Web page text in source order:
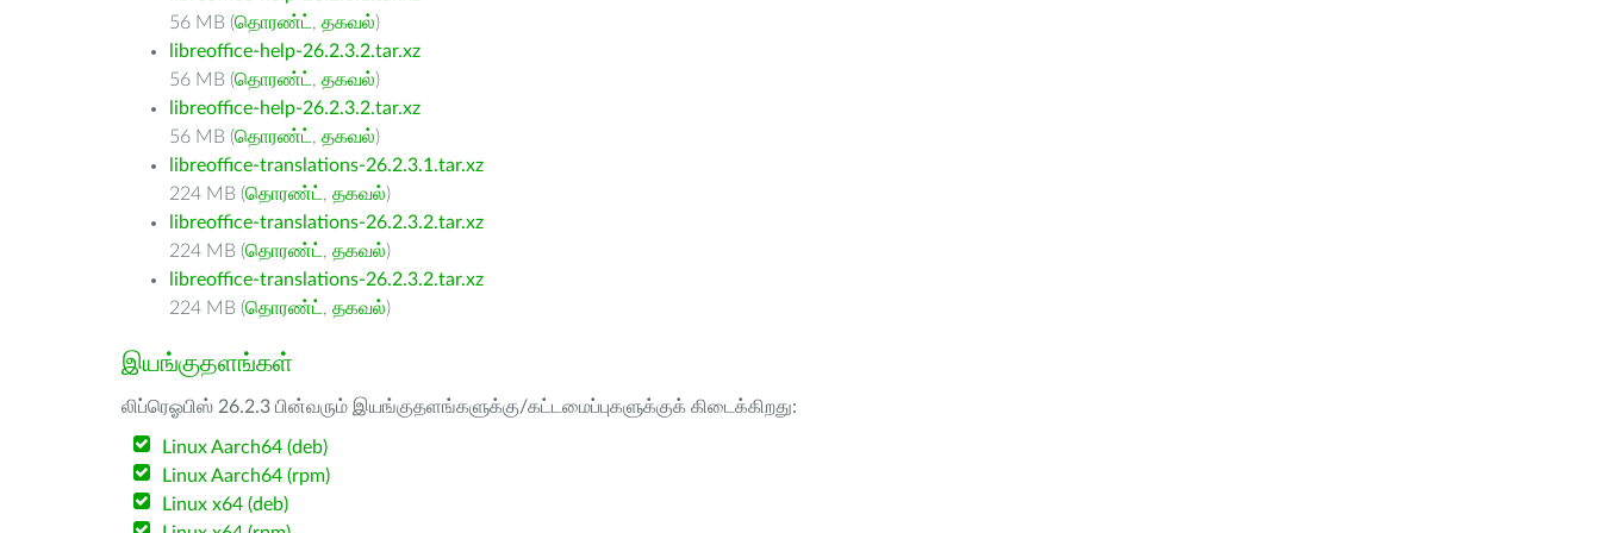
56 MB (தொரண்ட் , தகவல்)
libreoffice-help-26.2.3.2.tar.xz
56 MB (தொரண்ட் , தகவல்)
libreoffice-help-26.2.3.2.tar.xz
56 MB (தொரண்ட் , தகவல்)
libreoffice-translations-26.2.3.1.tar.xz
224 MB (தொரண்ட் , தகவல்)
libreoffice-translations-26.2.3.2.tar.xz
224 MB (தொரண்ட் , தகவல்)
libreoffice-translations-26.2.3.2.tar.xz
224 MB (தொரண்ட் , தகவல்)
இயங்குதளங்கள்
லிப்ரெஓபிஸ் 26.2.3 பின்வரும் இயங்குதளங்களுக்கு/கட்டமைப்புகளுக்குக் கிடைக்கிறது:
Linux Aarch64 (deb)
Linux Aarch64 (rpm)
Linux x64 (deb)